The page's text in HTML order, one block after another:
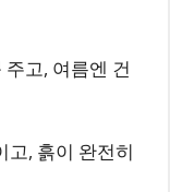
고, 여름엔 건
고, 흙이 완전히